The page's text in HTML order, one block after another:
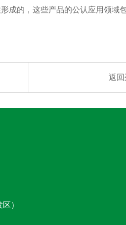
的，这些产品的公认应用领域
返
）